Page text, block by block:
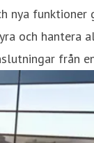
nya funktioner
och hantera
från